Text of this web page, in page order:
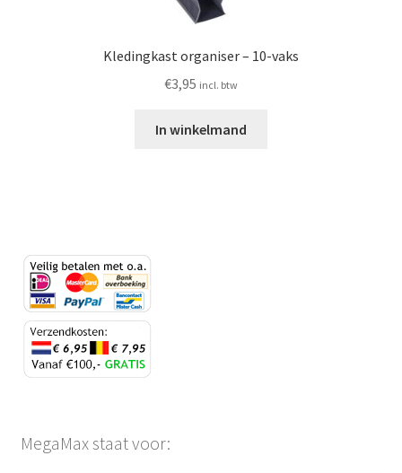
Kledingkast organiser – 10-vaks
€3,95 incl. btw
In winkelmand
MegaMax staat voor: